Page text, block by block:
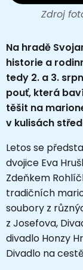
Zdroj
Na hradě
historie a
tedy 2. a 3.
pouť, která
těšit na
v kulisách
Letos se
dvojice Eva
Zdeňkem
tradičních
soubory z
z Josefova,
divadlo Honzy
Divadlo na